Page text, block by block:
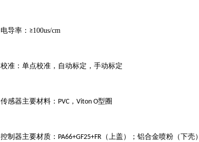
电导率： ≥100us/cm
校准：单点校准，自动标定，手动标定
传感器主要材料： PVC ， Viton O型圈
控制器主要材质： PA66+GF25+FR （上盖）；铝合金喷粉（下壳）